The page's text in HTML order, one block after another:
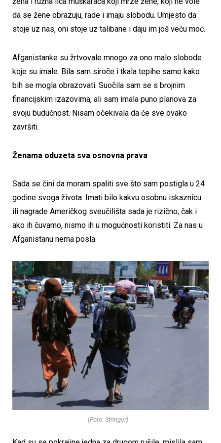
da se žene obrazuju, rade i imaju slobodu. Umjesto da
stoje uz nas, oni stoje uz talibane i daju im još veću moć.
Afganistanke su žrtvovale mnogo za ono malo slobode
koje su imale. Bila sam siroče i tkala tepihe samo kako
bih se mogla obrazovati. Suočila sam se s brojnim
financijskim izazovima, ali sam imala puno planova za
svoju budućnost. Nisam očekivala da će sve ovako
završiti.
Ženama oduzeta sva osnovna prava
Sada se čini da moram spaliti sve što sam postigla u 24
godine svoga života. Imati bilo kakvu osobnu iskaznicu
ili nagrade Američkog sveučilišta sada je rizično; čak i
ako ih čuvamo, nismo ih u mogućnosti koristiti. Za nas u
Afganistanu nema posla.
(Foto: Stringer)